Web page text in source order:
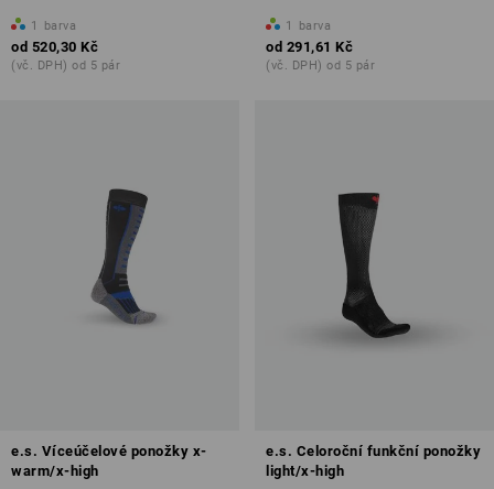
1 barva
od 520,30 Kč
(vč. DPH) od 5 pár
1 barva
od 291,61 Kč
(vč. DPH) od 5 pár
e.s. Víceúčelové ponožky x-
warm/x-high
e.s. Celoroční funkční ponožky
light/x-high